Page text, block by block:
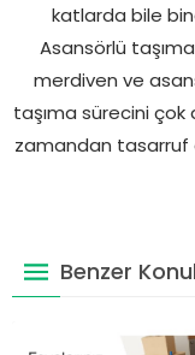
katlarda bile
Asansörlü
merdiven ve
taşıma sürecini çok
zamandan tasarruf
Benzer